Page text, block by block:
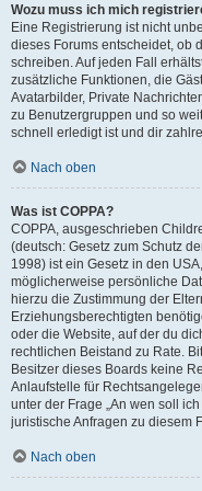
Wozu muss ich mich
Eine Registrierung ist nicht
dieses Forums entscheidet, ob
schreiben. Auf jeden Fall
zusätzliche Funktionen, die
Avatarbilder, Private
zu Benutzergruppen und so
schnell erledigt ist und dir
Nach oben
Was ist COPPA?
COPPA, ausgeschrieben
(deutsch: Gesetz zum Schutz
1998) ist ein Gesetz in den
möglicherweise persönliche
hierzu die Zustimmung der
Erziehungsberechtigten
oder die Website, auf der du
rechtlichen Beistand zu Rate.
Besitzer dieses Boards keine
Anlaufstelle für
unter der Frage „An wen soll
juristische Anfragen zu diesem
Nach oben